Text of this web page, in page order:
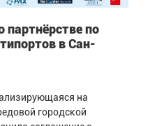
партнёрстве по
в Сан-
на
городской